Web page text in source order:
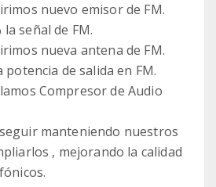
nuevo emisor de FM.
señal de FM.
nueva antena de FM.
de salida en FM.
Compresor de Audio
manteniendo nuestros
, mejorando la calidad